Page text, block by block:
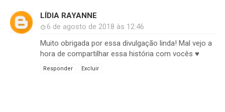
LÍDIA RAYANNE
6 de agosto de 2018 às 12:46
Muito obrigada por essa divulgação linda! Mal vejo a
hora de compartilhar essa história com vocês ♥
Responder Excluir